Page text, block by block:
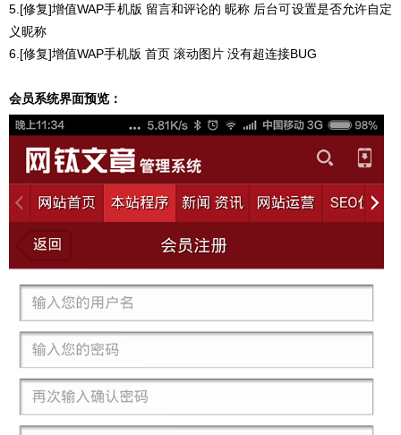
5.[修复]增值WAP手机版 留言和评论的 昵称 后台可设置是否允许自定
义昵称
6.[修复]增值WAP手机版 首页 滚动图片 没有超连接BUG
会员系统界面预览：